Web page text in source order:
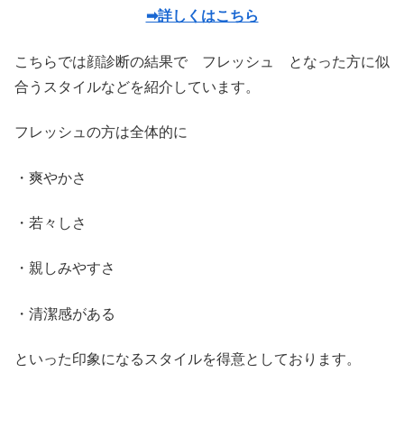
➡詳しくはこちら
こちらでは顔診断の結果で フレッシュ となった方に似
合うスタイルなどを紹介しています。
フレッシュの方は全体的に
・爽やかさ
・若々しさ
・親しみやすさ
・清潔感がある
といった印象になるスタイルを得意としております。